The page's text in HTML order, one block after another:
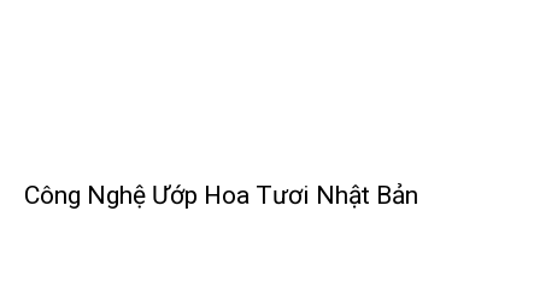
Công Nghệ Ướp Hoa Tươi Nhật Bản